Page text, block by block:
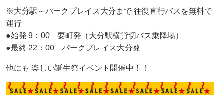
※大分駅～パークプレイス大分まで 往復直行バスを無料で
運行
●始発 9：00 要町発（大分駅横貸切バス乗降場）
●最終 22：00 パークプレイス大分発
他にも 楽しい誕生祭イベント開催中！！